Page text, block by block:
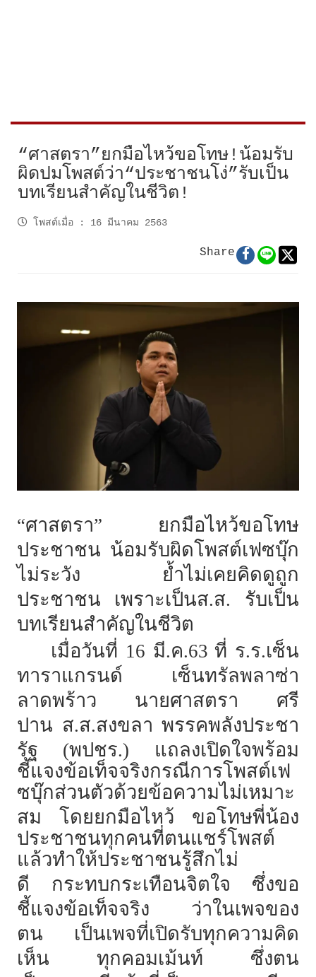
“ศาสตรา”ยกมือไหว้ขอโทษ!น้อมรับ
ผิดปมโพสต์ว่า“ประชาชนโง่”รับเป็น
บทเรียนสำคัญในชีวิต!
โพสต์เมื่อ : 16 มีนาคม 2563
Share
“ศาสตรา”
ยกมือไหว้ขอโทษ
ประชาชน น้อมรับผิดโพสต์เฟซบุ๊ก
ไม่ระวัง
ย้ำไม่เคยคิดดูถูก
ประชาชน เพราะเป็นส.ส.
รับเป็น
บทเรียนสำคัญในชีวิต
เมื่อวันที่ 16 มี.ค.63 ที่ ร.ร.เซ็น
ทาราแกรนด์
เซ็นทรัลพลาซ่า
ลาดพร้าว
นายศาสตรา
ศรี
ปาน ส.ส.สงขลา พรรคพลังประชา
รัฐ (พปชร.)
แถลงเปิดใจพร้อม
ชี้แจงข้อเท็จจริงกรณีการโพสต์เฟ
ซบุ๊กส่วนตัวด้วยข้อความไม่เหมาะ
สม
โดยยกมือไหว้
ขอโทษพี่น้อง
ประชาชนทุกคนที่ตนแชร์โพสต์
แล้วทำให้ประชาชนรู้สึกไม่
ดี
กระทบกระเทือนจิตใจ
ซึ่งขอ
ชี้แจงข้อเท็จจริง
ว่าในเพจของ
ตน
เป็นเพจที่เปิดรับทุกความคิด
เห็น
ทุกคอมเม้นท์
ซึ่งตน